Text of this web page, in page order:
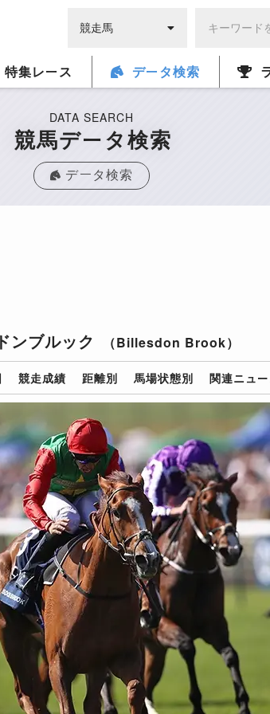
特集レース データ検索
DATA SEARCH
競馬データ検索
データ検索
ンブルック （Billesdon Brook）
競走成績 距離別 馬場状態別 関連ニュ